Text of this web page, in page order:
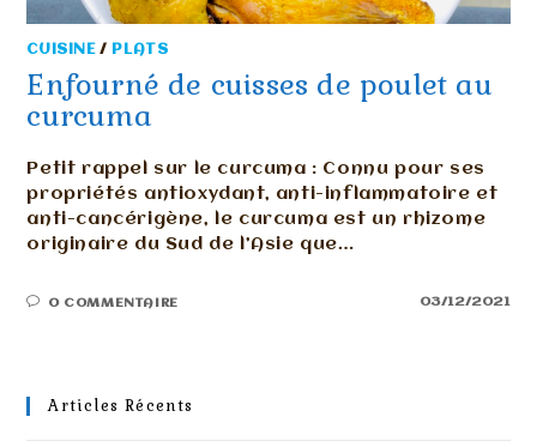
CUISINE/ PLATS
Enfourné de cuisses de poulet au
curcuma
Petit rappel sur le curcuma : Connu pour ses
propriétés antioxydant, anti-inflammatoire et
anti-cancérigène, le curcuma est un rhizome
originaire du Sud de l’Asie que…
0 COMMENTAIRE 03/12/2021
Articles Récents